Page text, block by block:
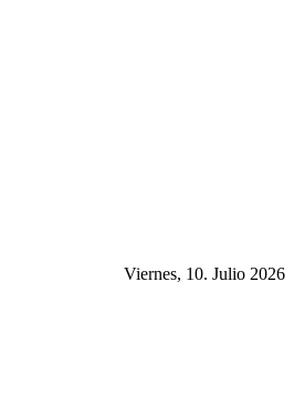
Viernes, 10. Julio 2026